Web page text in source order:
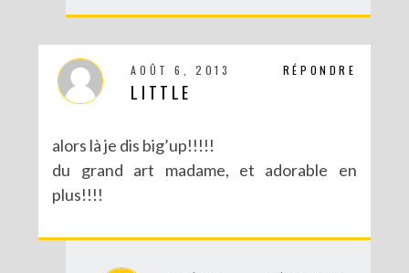
RÉPONDRE
AOÛT 6, 2013
LITTLE
alors là je dis big’up!!!!!
du grand art madame, et adorable en
plus!!!!